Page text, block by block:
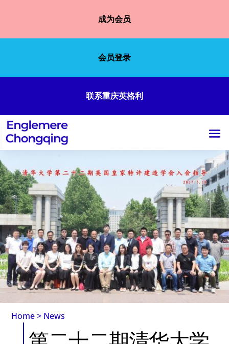
成为会员
会员登录
联系重庆英格利
Home> News